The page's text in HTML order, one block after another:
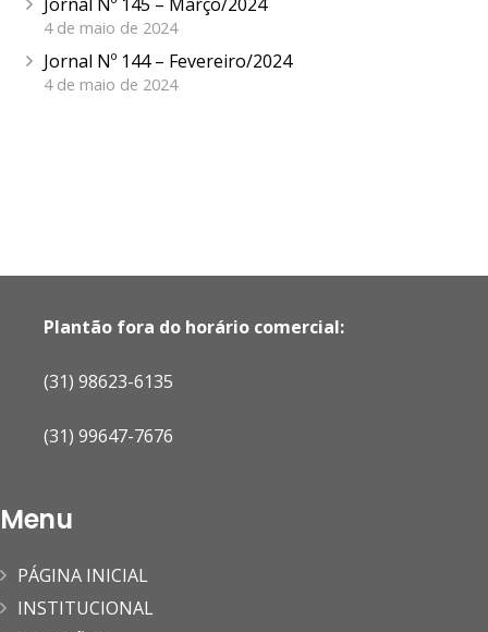
4 de maio de 2024
Jornal Nº 144 – Fevereiro/2024
4 de maio de 2024
Plantão fora do horário comercial:
(31) 98623-6135
(31) 99647-7676
Menu
PÁGINA INICIAL
INSTITUCIONAL